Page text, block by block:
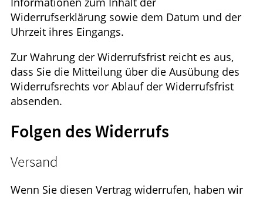
Widerrufserklärung sowie dem Datum und der
Uhrzeit ihres Eingangs.
Zur Wahrung der Widerrufsfrist reicht es aus,
dass Sie die Mitteilung über die Ausübung des
Widerrufsrechts vor Ablauf der Widerrufsfrist
absenden.
Folgen des Widerrufs
Versand
Wenn Sie diesen Vertrag widerrufen, haben wir